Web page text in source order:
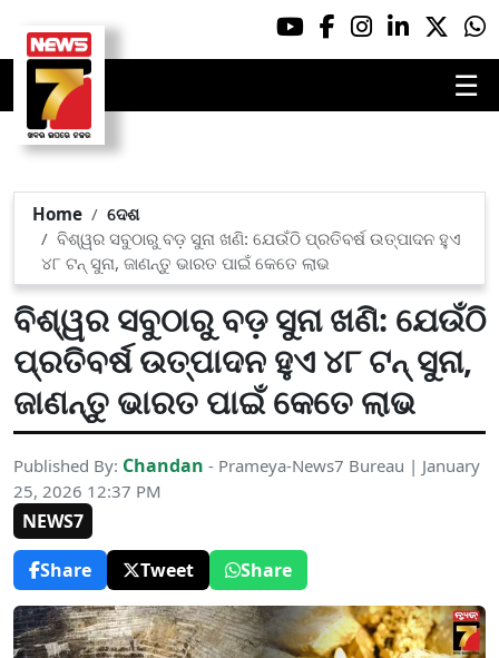
☰
Home
ଦେଶ
ବିଶ୍ୱର ସବୁଠାରୁ ବଡ଼ ସୁନା ଖଣି: ଯେଉଁଠି ପ୍ରତିବର୍ଷ ଉତ୍ପାଦନ ହୁଏ
୪୮ ଟନ୍ ସୁନା, ଜାଣନ୍ତୁ ଭାରତ ପାଇଁ କେତେ ଲାଭ
ବିଶ୍ୱର ସବୁଠାରୁ ବଡ଼ ସୁନା ଖଣି: ଯେଉଁଠି
ପ୍ରତିବର୍ଷ ଉତ୍ପାଦନ ହୁଏ ୪୮ ଟନ୍ ସୁନା,
ଜାଣନ୍ତୁ ଭାରତ ପାଇଁ କେତେ ଲାଭ
Published By: Chandan - Prameya-News7 Bureau | January
25, 2026 12:37 PM
NEWS7
Share
Tweet Share